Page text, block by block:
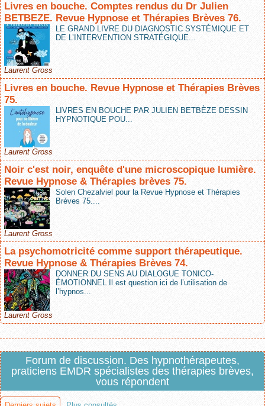
Livres en bouche. Comptes rendus du Dr Julien
BETBEZE. Revue Hypnose et Thérapies Brèves 76.
LE GRAND LIVRE DU DIAGNOSTIC SYSTÉMIQUE ET
DE L’INTERVENTION STRATÉGIQUE...
Laurent Gross
Livres en bouche. Revue Hypnose et Thérapies Brèves
75.
LIVRES EN BOUCHE PAR JULIEN BETBÈZE DESSIN
HYPNOTIQUE POU...
Laurent Gross
Noir c'est noir, enquête d'une microscopique lumière.
Revue Hypnose & Thérapies brèves 75.
Solen Chezalviel pour la Revue Hypnose et Thérapies
Brèves 75....
Laurent Gross
La psychomotricité comme support thérapeutique.
Revue Hypnose & Thérapies Brèves 74.
DONNER DU SENS AU DIALOGUE TONICO-
ÉMOTIONNEL Il est question ici de l’utilisation de
l’hypnos...
Laurent Gross
Forum de discussion. Des hypnothérapeutes,
praticiens EMDR spécialistes des thérapies brèves,
vous répondent